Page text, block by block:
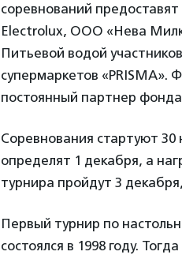
соревнований
Electrolux, ООО «Нева
Питьевой водой
супермаркетов «PRISMA».
постоянный партнер
Соревнования стартуют 30
определят 1 декабря, а
турнира пройдут 3
Первый турнир по
состоялся в 1998 году.